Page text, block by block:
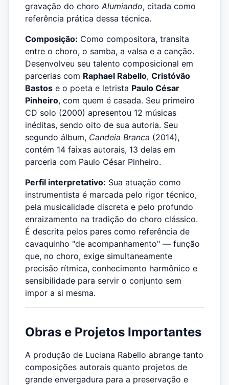
gravação do choroAlumiando, citada como
referência prática dessa técnica.
Composição: Como compositora, transita
entre o choro, o samba, a valsa e a canção.
Desenvolveu seu talento composicional em
parcerias com Raphael Rabello, Cristóvão
Bastos e o poeta e letrista Paulo César
Pinheiro, com quem é casada. Seu primeiro
CD solo (2000) apresentou 12 músicas
inéditas, sendo oito de sua autoria. Seu
segundo álbum, Candeia Branca (2014),
contém 14 faixas autorais, 13 delas em
parceria com Paulo César Pinheiro.
Perfil interpretativo: Sua atuação como
instrumentista é marcada pelo rigor técnico,
pela musicalidade discreta e pelo profundo
enraizamento na tradição do choro clássico.
É descrita pelos pares como referência de
cavaquinho "de acompanhamento" — função
que, no choro, exige simultaneamente
precisão rítmica, conhecimento harmônico e
sensibilidade para servir o conjunto sem
impor a si mesma.
Obras e Projetos Importantes
A produção de Luciana Rabello abrange tanto
composições autorais quanto projetos de
grande envergadura para a preservação e